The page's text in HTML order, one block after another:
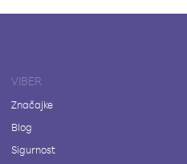
VIBER
Značajke
Blog
Sigurnost